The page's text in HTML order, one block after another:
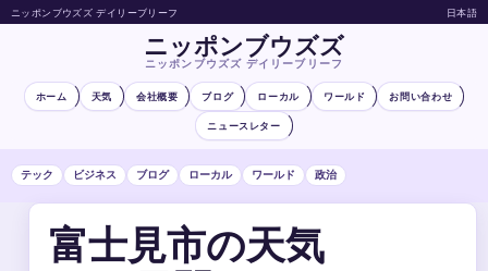
ニッポンブウズズ デイリーブリーフ 日本語
ニッポンブウズズ
ニッポンブウズズ デイリーブリーフ
ホーム 天気 会社概要 ブログ ローカル ワールド お問い合わせ
ニュースレター
テック ビジネス ブログ ローカル ワールド 政治
富士見市の天気